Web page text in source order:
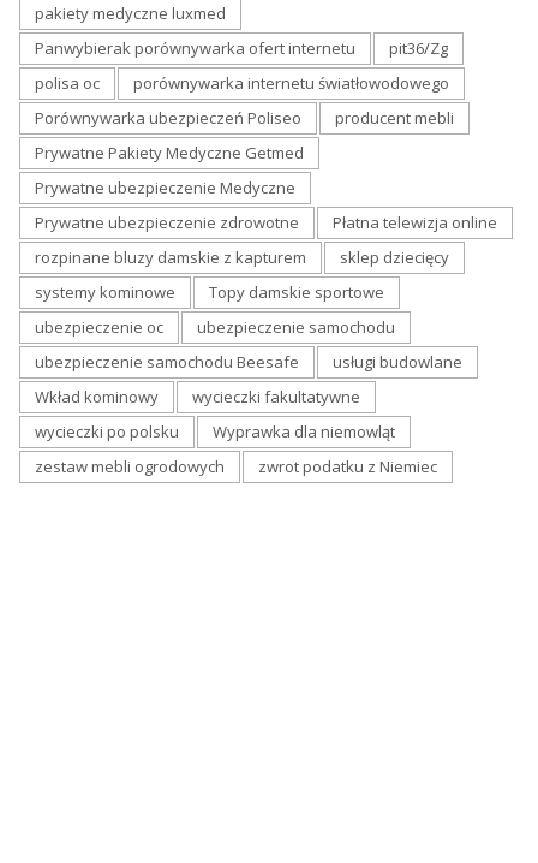
pakiety medyczne luxmed
Panwybierak porównywarka ofert internetu
pit36/Zg
polisa oc
porównywarka internetu światłowodowego
Porównywarka ubezpieczeń Poliseo
producent mebli
Prywatne Pakiety Medyczne Getmed
Prywatne ubezpieczenie Medyczne
Prywatne ubezpieczenie zdrowotne
Płatna telewizja online
rozpinane bluzy damskie z kapturem
sklep dziecięcy
systemy kominowe
Topy damskie sportowe
ubezpieczenie oc
ubezpieczenie samochodu
ubezpieczenie samochodu Beesafe
usługi budowlane
Wkład kominowy
wycieczki fakultatywne
wycieczki po polsku
Wyprawka dla niemowląt
zestaw mebli ogrodowych
zwrot podatku z Niemiec